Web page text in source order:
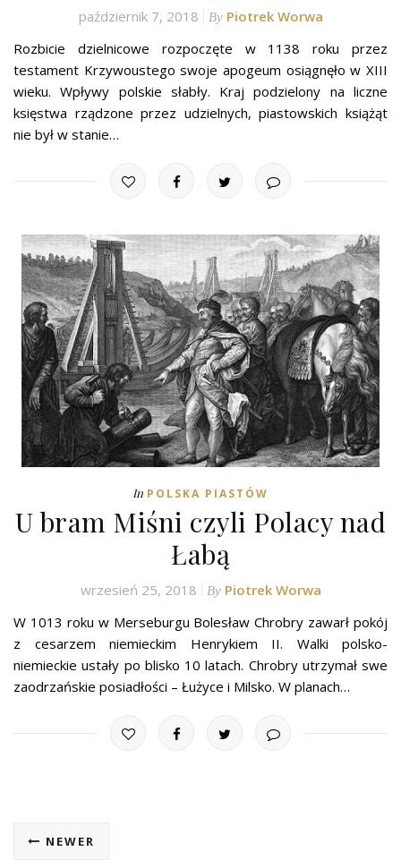
październik 7, 2018 By Piotrek Worwa
Rozbicie dzielnicowe rozpoczęte w 1138 roku przez
testament Krzywoustego swoje apogeum osiągnęło w XIII
wieku. Wpływy polskie słabły. Kraj podzielony na liczne
księstwa rządzone przez udzielnych, piastowskich książąt
nie był w stanie…
In POLSKA PIASTÓW
U bram Miśni czyli Polacy nad
Łabą
wrzesień 25, 2018 By Piotrek Worwa
W 1013 roku w Merseburgu Bolesław Chrobry zawarł pokój
z cesarzem niemieckim Henrykiem II. Walki polsko-
niemieckie ustały po blisko 10 latach. Chrobry utrzymał swe
zaodrzańskie posiadłości – Łużyce i Milsko. W planach…
NEWER